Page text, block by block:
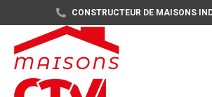
CONSTRUCTEUR DE MAISONS